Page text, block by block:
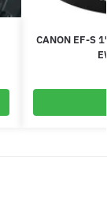
CANON EF-S